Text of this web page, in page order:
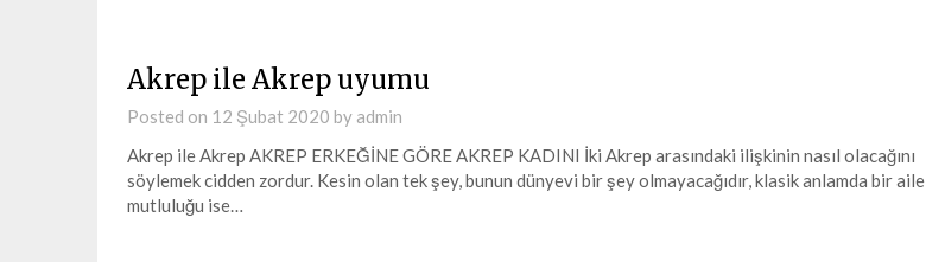
Akrep ile Akrep uyumu
Posted on 12 Şubat 2020 by admin
Akrep ile Akrep AKREP ERKEĞİNE GÖRE AKREP KADINI İki Akrep arasındaki ilişkinin nasıl olacağını
söylemek cidden zordur. Kesin olan tek şey, bunun dünyevi bir şey olmayacağıdır, klasik anlamda bir aile
mutluluğu ise…